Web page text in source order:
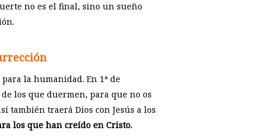
no es el final, sino un sueño
la humanidad. En 1ª de
los que duermen, para que no os
también traerá Dios con Jesús a los
los que han creído en Cristo.